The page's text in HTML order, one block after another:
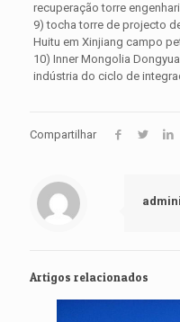
recuperação torre
9) tocha torre de projecto
Huitu em Xinjiang campo
10) Inner Mongolia
indústria do ciclo de
Compartilhar
Artigos relacionados